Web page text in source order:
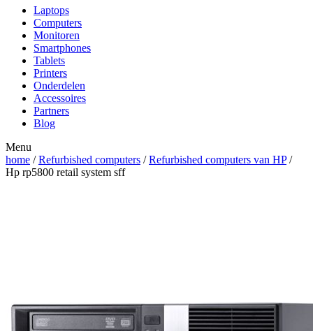
Laptops
Computers
Monitoren
Smartphones
Tablets
Printers
Onderdelen
Accessoires
Partners
Blog
Menu
home /Refurbished computers /Refurbished computers van HP/
Hp rp5800 retail system sff